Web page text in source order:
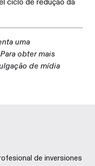
ciclo de redução da
uma
obter mais
de mídia
de inversiones